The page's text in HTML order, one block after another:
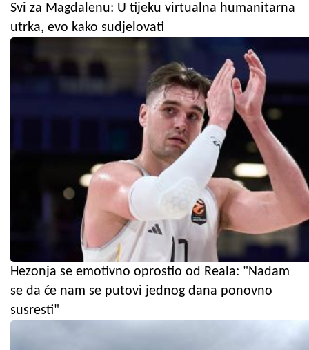
Svi za Magdalenu: U tijeku virtualna humanitarna
utrka, evo kako sudjelovati
Hezonja se emotivno oprostio od Reala: "Nadam
se da će nam se putovi jednog dana ponovno
susresti"